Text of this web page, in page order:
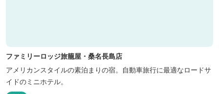
ファミリーロッジ旅籠屋・桑名長島店
アメリカンスタイルの素泊まりの宿。自動車旅行に最適なロードサ
イドのミニホテル。